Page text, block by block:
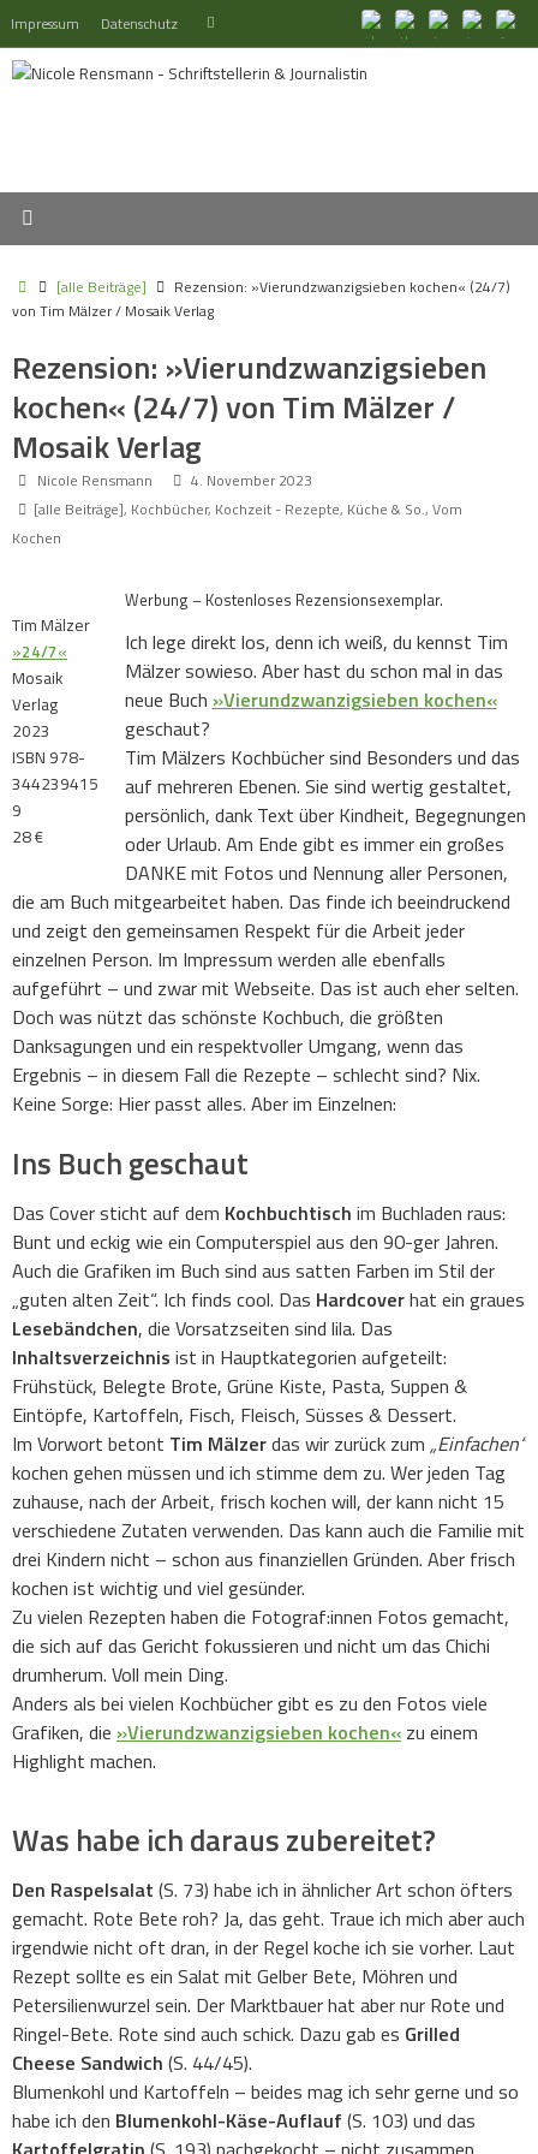
Inhalt
springen
Impressum Datenschutz Suchen
Start[alle Beiträge]
Rezension: »Vierundzwanzigsieben kochen« (24/7)
von Tim Mälzer / Mosaik Verlag
Rezension: »Vierundzwanzigsieben
kochen« (24/7) von Tim Mälzer /
Mosaik Verlag
Nicole Rensmann
4. November 2023
[alle Beiträge], Kochbücher, Kochzeit - Rezepte, Küche & So., Vom
Kochen
Tim Mälzer
»24/7«
Mosaik
Verlag
2023
ISBN 978-
344239415
9
28 €
Werbung – Kostenloses Rezensionsexemplar.
Ich lege direkt los, denn ich weiß, du kennst Tim
Mälzer sowieso. Aber hast du schon mal in das
neue Buch »Vierundzwanzigsieben kochen«
geschaut?
Tim Mälzers Kochbücher sind Besonders und das
auf mehreren Ebenen. Sie sind wertig gestaltet,
persönlich, dank Text über Kindheit, Begegnungen
oder Urlaub. Am Ende gibt es immer ein großes
DANKE mit Fotos und Nennung aller Personen,
die am Buch mitgearbeitet haben. Das finde ich beeindruckend
und zeigt den gemeinsamen Respekt für die Arbeit jeder
einzelnen Person. Im Impressum werden alle ebenfalls
aufgeführt – und zwar mit Webseite. Das ist auch eher selten.
Doch was nützt das schönste Kochbuch, die größten
Danksagungen und ein respektvoller Umgang, wenn das
Ergebnis – in diesem Fall die Rezepte – schlecht sind? Nix.
Keine Sorge: Hier passt alles. Aber im Einzelnen:
Ins Buch geschaut
Das Cover sticht auf dem Kochbuchtisch im Buchladen raus:
Bunt und eckig wie ein Computerspiel aus den 90-ger Jahren.
Auch die Grafiken im Buch sind aus satten Farben im Stil der
„guten alten Zeit“. Ich finds cool. Das Hardcoverhat ein graues
Lesebändchen, die Vorsatzseiten sind lila. Das
Inhaltsverzeichnis ist in Hauptkategorien aufgeteilt:
Frühstück, Belegte Brote, Grüne Kiste, Pasta, Suppen &
Eintöpfe, Kartoffeln, Fisch, Fleisch, Süsses & Dessert.
Im Vorwort betont Tim Mälzerdas wir zurück zum „Einfachen“
kochen gehen müssen und ich stimme dem zu. Wer jeden Tag
zuhause, nach der Arbeit, frisch kochen will, der kann nicht 15
verschiedene Zutaten verwenden. Das kann auch die Familie mit
drei Kindern nicht – schon aus finanziellen Gründen. Aber frisch
kochen ist wichtig und viel gesünder.
Zu vielen Rezepten haben die Fotograf:innen Fotos gemacht,
die sich auf das Gericht fokussieren und nicht um das Chichi
drumherum. Voll mein Ding.
Anders als bei vielen Kochbücher gibt es zu den Fotos viele
Grafiken, die »Vierundzwanzigsieben kochen« zu einem
Highlight machen.
Was habe ich daraus zubereitet?
Den Raspelsalat (S. 73) habe ich in ähnlicher Art schon öfters
gemacht. Rote Bete roh? Ja, das geht. Traue ich mich aber auch
irgendwie nicht oft dran, in der Regel koche ich sie vorher. Laut
Rezept sollte es ein Salat mit Gelber Bete, Möhren und
Petersilienwurzel sein. Der Marktbauer hat aber nur Rote und
Ringel-Bete. Rote sind auch schick. Dazu gab es Grilled
Cheese Sandwich (S. 44/45).
Blumenkohl und Kartoffeln – beides mag ich sehr gerne und so
habe ich den Blumenkohl-Käse-Auflauf(S. 103) und das